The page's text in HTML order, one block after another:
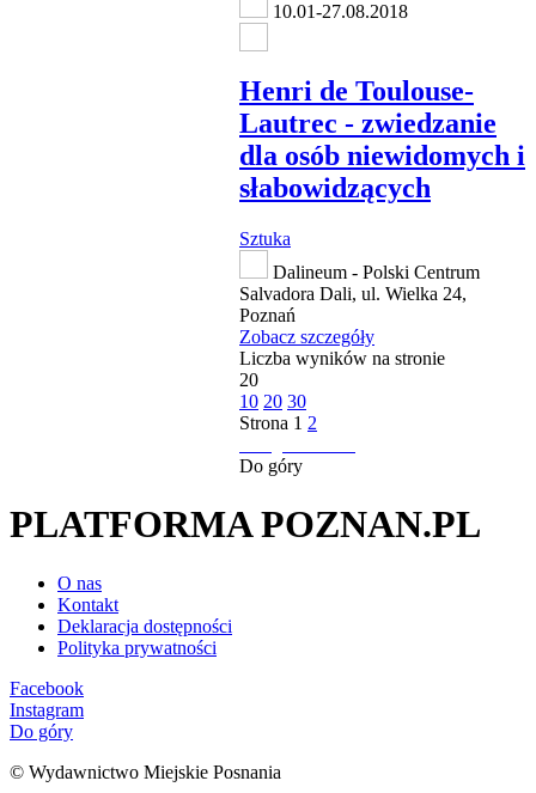
10.01-27.08.2018
Henri de Toulouse-
Lautrec - zwiedzanie
dla osób niewidomych i
słabowidzących
Sztuka
Dalineum - Polski Centrum
Salvadora Dali, ul. Wielka 24,
Poznań
Zobacz szczegóły
Liczba wyników na stronie
20
10 20 30
Strona 1 2
Do góry
PLATFORMA POZNAN.PL
O nas
Kontakt
Deklaracja dostępności
Polityka prywatności
Facebook
Instagram
Do góry
© Wydawnictwo Miejskie Posnania